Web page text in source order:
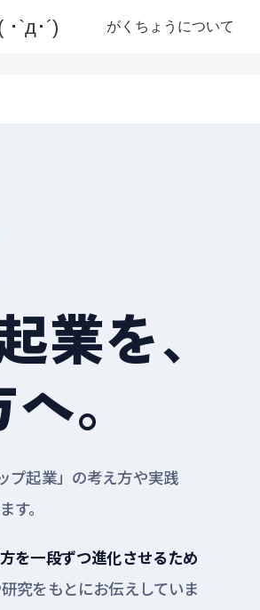
`д･´) がくちょうについて
業を、
。
プ起業」の考え方や実践
す。
を一段ずつ進化させるため
究をもとにお伝えしていま